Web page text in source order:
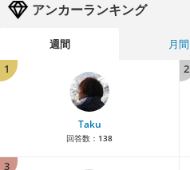
アンカーランキング
週間 月間
1
Taku
回答数： 138
2
3